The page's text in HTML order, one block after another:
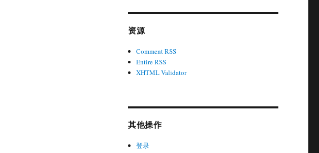
资源
Comment RSS
Entire RSS
XHTML Validator
其他操作
登录